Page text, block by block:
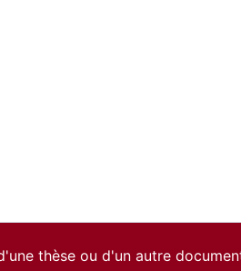
thèse ou d'un autre